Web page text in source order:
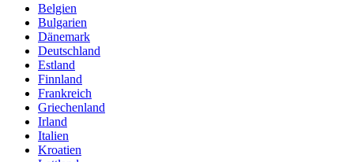
Belgien
Bulgarien
Dänemark
Deutschland
Estland
Finnland
Frankreich
Griechenland
Irland
Italien
Kroatien